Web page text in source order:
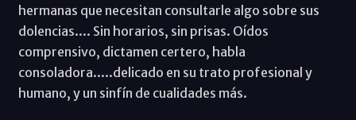
hermanas que necesitan consultarle algo sobre sus
dolencias.... Sin horarios, sin prisas. Oídos
comprensivo, dictamen certero, habla
consoladora.....delicado en su trato profesional y
humano, y un sinfín de cualidades más.